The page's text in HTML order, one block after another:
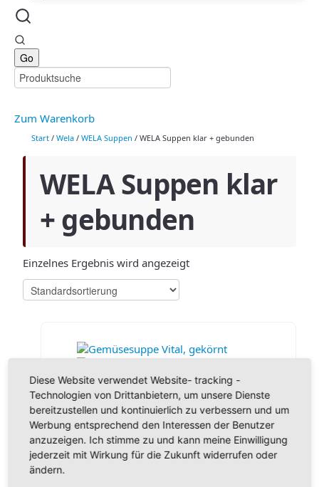
Zum Warenkorb
Start / Wela / WELA Suppen / WELA Suppen klar + gebunden
WELA Suppen klar
+ gebunden
Einzelnes Ergebnis wird angezeigt
Gemüsesuppe Vital, gekörnt
ab:7,40€
inkl. MwSt.
zzgl. Versandkosten
Lieferzeit:
Diese Website verwendet Website- tracking -
Technologien von Drittanbietern, um unsere Dienste
bereitzustellen und kontinuierlich zu verbessern und um
Werbung entsprechend den Interessen der Benutzer
anzuzeigen. Ich stimme zu und kann meine Einwilligung
jederzeit mit Wirkung für die Zukunft widerrufen oder
ändern.